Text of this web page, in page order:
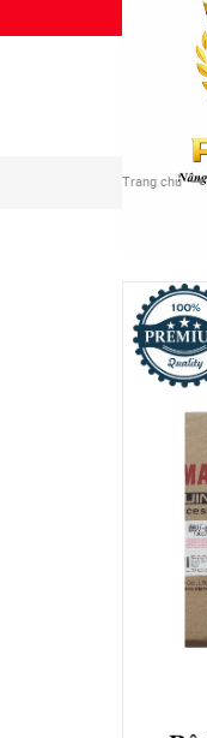
Chào mừng
Trang chủ